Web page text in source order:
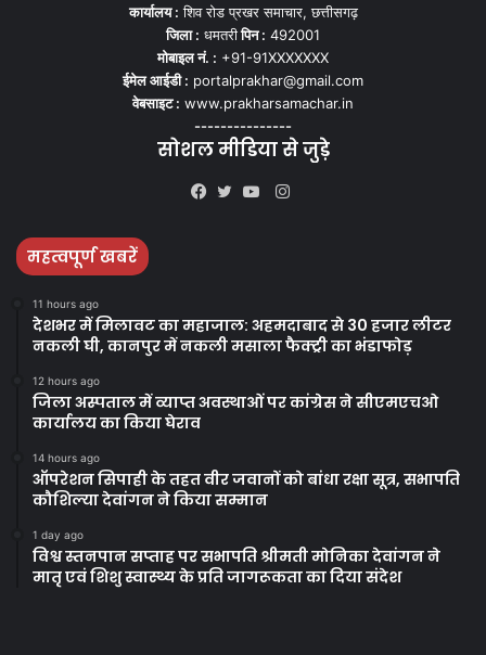
कार्यालय : शिव रोड प्रखर समाचार, छत्तीसगढ़
जिला : धमतरीपिन : 492001
मोबाइल नं. : +91-91XXXXXXX
ईमेल आईडी : portalprakhar@gmail.com
वेबसाइट : www.prakharsamachar.in
---------------
सोशल मीडिया से जुड़े
Instagram
महत्वपूर्ण खबरें
11 hours ago
देशभर में मिलावट का महाजाल: अहमदाबाद से 30 हजार लीटर
नकली घी, कानपुर में नकली मसाला फैक्ट्री का भंडाफोड़
12 hours ago
जिला अस्पताल में व्याप्त अवस्थाओं पर कांग्रेस ने सीएमएचओ
कार्यालय का किया घेराव
14 hours ago
ऑपरेशन सिपाही के तहत वीर जवानों को बांधा रक्षा सूत्र, सभापति
कौशिल्या देवांगन ने किया सम्मान
1 day ago
विश्व स्तनपान सप्ताह पर सभापति श्रीमती मोनिका देवांगन ने
मातृ एवं शिशु स्वास्थ्य के प्रति जागरूकता का दिया संदेश